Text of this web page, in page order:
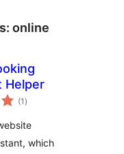
online
Helper
(1 puntuacions
totals
)
which